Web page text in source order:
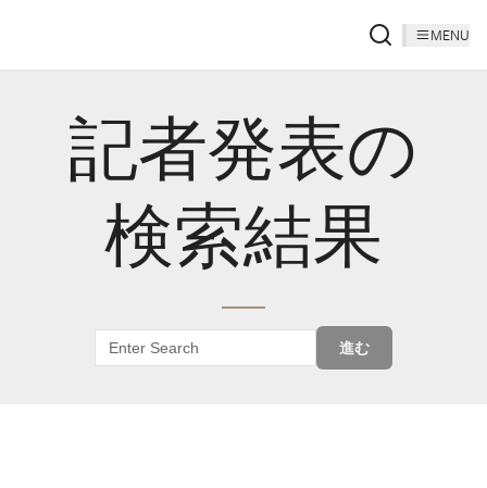
MENU
記者発表の
検索結果
進む